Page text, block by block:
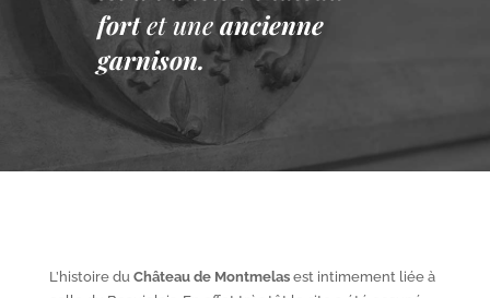
fort et une ancienne
garnison.
L’histoire duChâteau de Montmelasest intimement liée à